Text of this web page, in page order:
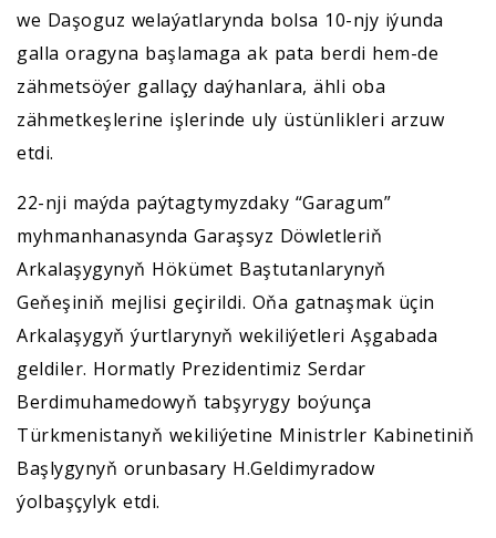
we Daşoguz welaýatlarynda bolsa 10-njy iýunda
galla oragyna başlamaga ak pata berdi hem-de
zähmetsöýer gallaçy daýhanlara, ähli oba
zähmetkeşlerine işlerinde uly üstünlikleri arzuw
etdi.
22-nji maýda paýtagtymyzdaky “Garagum”
myhmanhanasynda Garaşsyz Döwletleriň
Arkalaşygynyň Hökümet Baştutanlarynyň
Geňeşiniň mejlisi geçirildi. Oňa gatnaşmak üçin
Arkalaşygyň ýurtlarynyň wekiliýetleri Aşgabada
geldiler. Hormatly Prezidentimiz Serdar
Berdimuhamedowyň tabşyrygy boýunça
Türkmenistanyň wekiliýetine Ministrler Kabinetiniň
Başlygynyň orunbasary H.Geldimyradow
ýolbaşçylyk etdi.